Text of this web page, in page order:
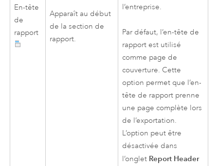
En-tête
de
rapport
Apparaît au début
de la section de
rapport.
l’entreprise.
Par défaut, l’en-tête de
rapport est utilisé
comme page de
couverture. Cette
option permet que l’en-
tête de rapport prenne
une page complète lors
de l’exportation.
L’option peut être
désactivée dans
l’onglet Report Header